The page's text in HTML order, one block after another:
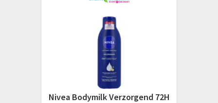
Nivea Bodymilk Verzorgend 72H